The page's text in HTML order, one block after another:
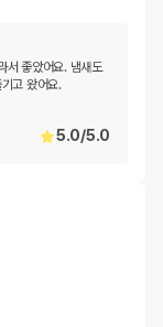
서 좋았어요. 냄새도
고 왔어요.
5.0/5.0